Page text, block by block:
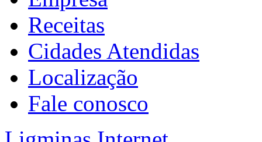
Receitas
Cidades Atendidas
Localização
Fale conosco